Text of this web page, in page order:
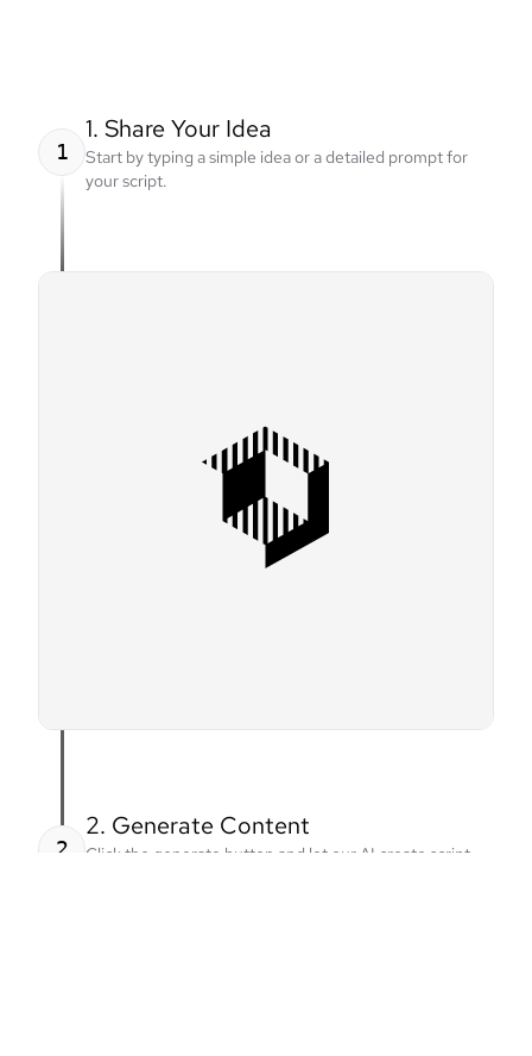
1
1. Share Your Idea
Start by typing a simple idea or a detailed prompt for
your script.
2
2. Generate Content
Click the generate button and let our AI create script